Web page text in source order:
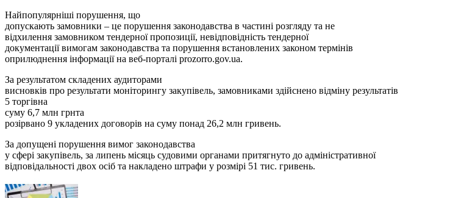
Найпопулярніші порушення, що
допускають замовники – це порушення законодавства в частині розгляду та не
відхилення замовником тендерної пропозиції, невідповідність тендерної
документації вимогам законодавства та порушення встановлених законом термінів
оприлюднення інформації на веб-порталі prozorro.gov.ua.
За результатом складених аудиторами
висновків про результати моніторингу закупівель, замовниками здійснено відміну результатів
5 торгівна
суму 6,7 млн грнта
розірвано 9 укладених договорів на суму понад 26,2 млн гривень.
За допущені порушення вимог законодавства
у сфері закупівель, за липень місяць судовими органами притягнуто до адміністративної
відповідальності двох осіб та накладено штрафи у розмірі 51 тис. гривень.